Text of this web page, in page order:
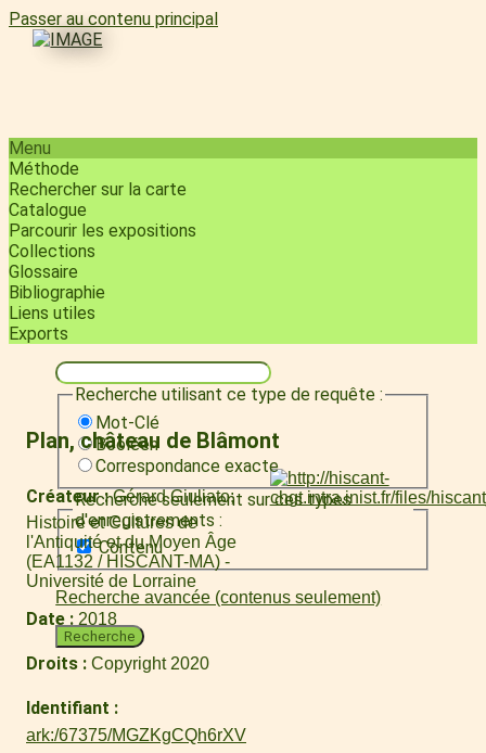
Passer au contenu principal
Menu
Méthode
Rechercher sur la carte
Catalogue
Parcourir les expositions
Collections
Glossaire
Bibliographie
Liens utiles
Exports
Recherche utilisant ce type de requête :
Mot-Clé
Booléen
Correspondance exacte
Recherche seulement sur ces types
d'enregistrements :
Contenu
Recherche avancée (contenus seulement)
Recherche
Plan, château de Blâmont
Créateur
Gérard Giuliato
Histoire et Cultures de
l'Antiquité et du Moyen Âge
(EA1132 / HISCANT-MA) -
Université de Lorraine
Date 2018
Droits Copyright 2020
Identifiant
ark:/67375/MGZKgCQh6rXV